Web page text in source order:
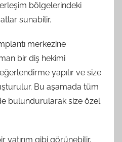
bölgelerindeki
sunabilir.
merkezine
bir diş hekimi
yapılır ve size
Bu aşamada tüm
bulundurularak size özel
yatırım gibi görünebilir,